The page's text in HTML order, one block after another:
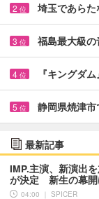
2 位 埼玉であら
3 位 福島最大級
4 位 『キングダ
5 位 静岡県焼津
最新記事
IMP.主演、新演出
が決定 新生の幕開
04:00 ｜ SPICER